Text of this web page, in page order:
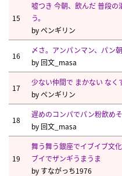
15
嘘つき 今朝、飲んだ 普段の
う。
byペンギリン
16
〆さ。アンパンマン、パン朝
by 回文_masa
17
少ない仲間で まかない なく
byペンギリン
18
遅めのコンパでパン粉飲め
by 回文_masa
19
舞う舞う銀座でイブイブ文
ブイでザンギうまうま
by すながっち1976